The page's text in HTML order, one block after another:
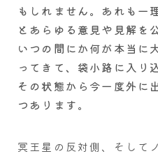
もしれません。あれも一
とあらゆる意見や見解を
いつの間にか何が本当に
ってきて、袋小路に入り
その状態から今一度外に
つあります。
冥王星の反対側、そして